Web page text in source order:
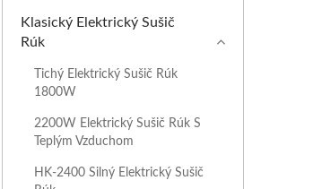
Klasický Elektrický Sušič
Rúk
Tichý Elektrický Sušič Rúk
1800W
2200W Elektrický Sušič Rúk S
Teplým Vzduchom
HK-2400 Silný Elektrický Sušič